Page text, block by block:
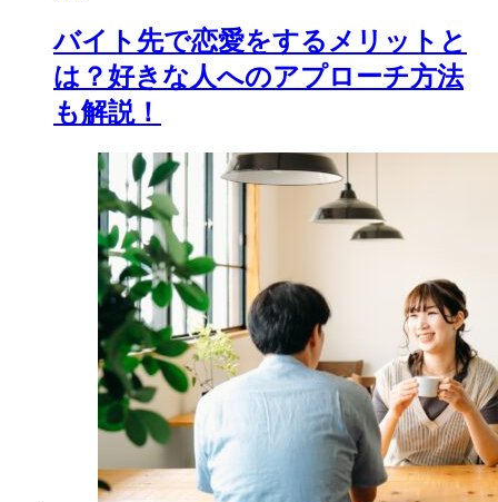
バイト先で恋愛をするメリットと
は？好きな人へのアプローチ方法
も解説！